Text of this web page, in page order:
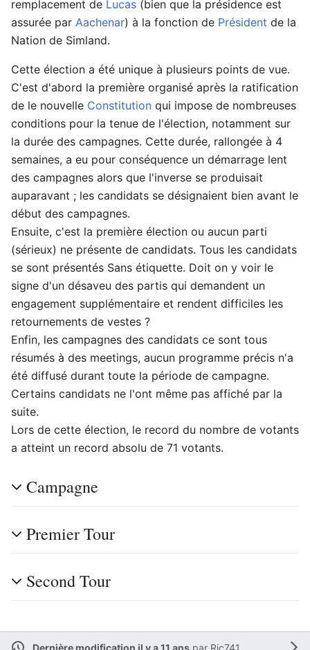
remplacement de Lucas (bien que la présidence est
assurée par Aachenar) à la fonction de Président de la
Nation de Simland.
Cette élection a été unique à plusieurs points de vue.
C'est d'abord la première organisé après la ratification
de le nouvelle Constitution qui impose de nombreuses
conditions pour la tenue de l'élection, notamment sur
la durée des campagnes. Cette durée, rallongée à 4
semaines, a eu pour conséquence un démarrage lent
des campagnes alors que l'inverse se produisait
auparavant ; les candidats se désignaient bien avant le
début des campagnes.
Ensuite, c'est la première élection ou aucun parti
(sérieux) ne présente de candidats. Tous les candidats
se sont présentés Sans étiquette. Doit on y voir le
signe d'un désaveu des partis qui demandent un
engagement supplémentaire et rendent difficiles les
retournements de vestes ?
Enfin, les campagnes des candidats ce sont tous
résumés à des meetings, aucun programme précis n'a
été diffusé durant toute la période de campagne.
Certains candidats ne l'ont même pas affiché par la
suite.
Lors de cette élection, le record du nombre de votants
a atteint un record absolu de 71 votants.
Campagne
Premier Tour
Second Tour
Dernière modification il y a 11 anspar Ric741